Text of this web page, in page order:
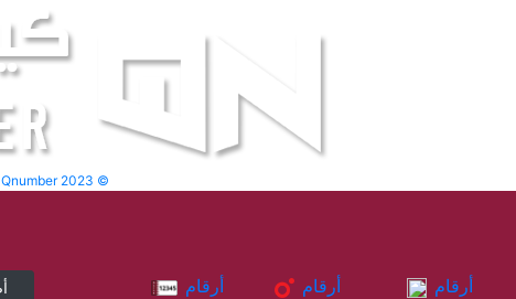
Qnumber 2023 ©